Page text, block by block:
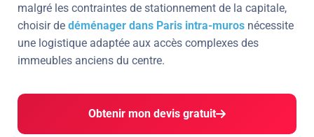
malgré les contraintes de stationnement de la capitale,
choisir de déménager dans Paris intra-muros nécessite
une logistique adaptée aux accès complexes des
immeubles anciens du centre.
Obtenir mon devis gratuit